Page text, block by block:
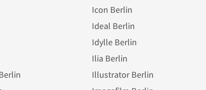
Icon Berlin
Ideal Berlin
Idylle Berlin
Ilia Berlin
Illustrator Berlin